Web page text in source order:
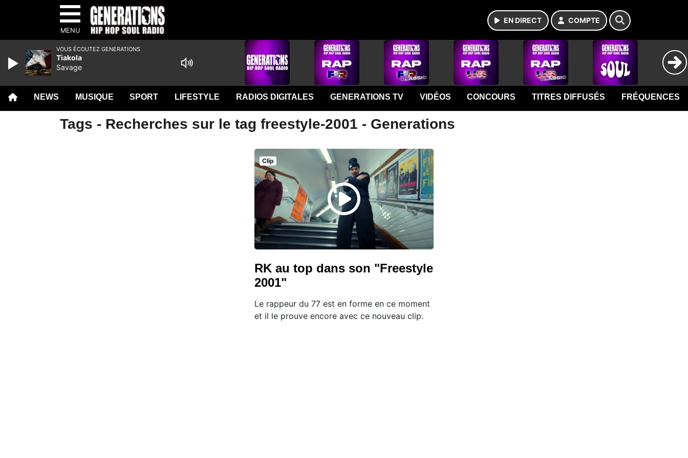
MENU
EN DIRECT COMPTE
NEWS MUSIQUE SPORT LIFESTYLE RADIOS DIGITALES GENERATIONS TV VIDÉOS CONCOURS TITRES DIFFUSÉS FRÉQUENCES
Tags - Recherches sur le tag freestyle-2001 - Generations
Clip
RK au top dans son "Freestyle
2001"
Le rappeur du 77 est en forme en ce moment
et il le prouve encore avec ce nouveau clip.
VOUS ÉCOUTEZ GENERATIONS
Tiakola
Savage